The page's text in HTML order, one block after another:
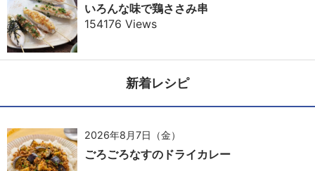
いろんな味で鶏ささみ串
154176 Views
新着レシピ
2026年8月7日（金）
ごろごろなすのドライカレー